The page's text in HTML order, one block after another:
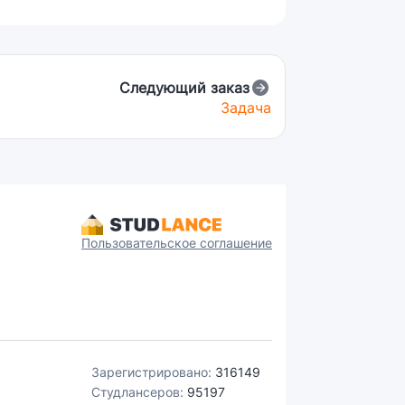
Следующий заказ
Задача
Пользовательское соглашение
Зарегистрировано: 316149
Студлансеров: 95197